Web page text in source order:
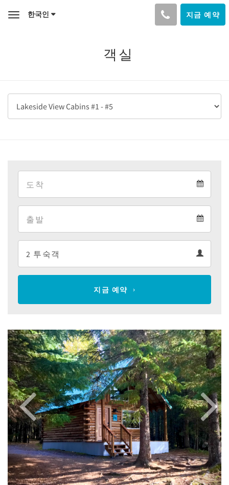
Toggle한국인 지금 예약
객실
지금 예약
Previous Next